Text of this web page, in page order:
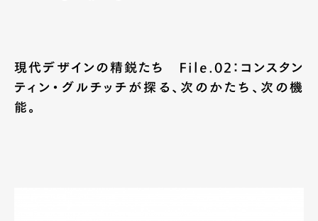
現代デザインの精鋭たち File.02：コンスタン
ティン・グルチッチが探る、次のかたち、次の機
能。